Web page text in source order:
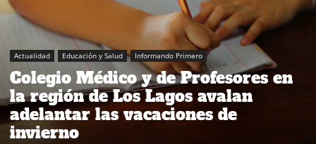
Actualidad Educación y Salud Informando Primero
Colegio Médico y de Profesores en
la región de Los Lagos avalan
adelantar las vacaciones de
invierno